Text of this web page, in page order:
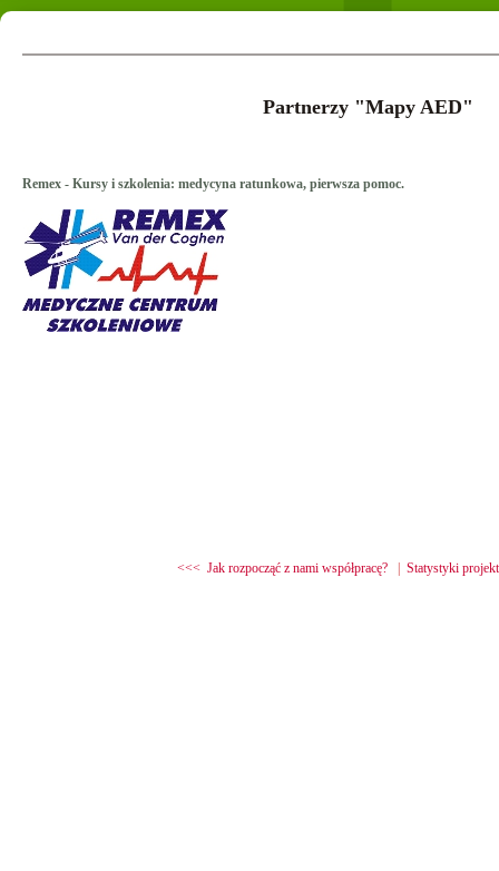
Partnerzy "Mapy AED"
Remex - Kursy i szkolenia: medycyna ratunkowa, pierwsza pomoc.
<<< Jak rozpocząć z nami współpracę? Statystyki